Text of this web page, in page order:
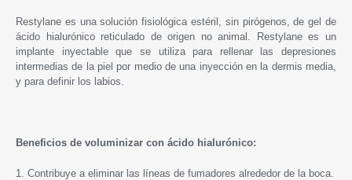
Restylane es una solución fisiológica estéril, sin pirógenos, de gel de
ácido hialurónico reticulado de origen no animal. Restylanees un
implante inyectable que se utiliza para rellenar las depresiones
intermedias de la piel por medio de una inyección en la dermis media,
y para definir los labios.
Beneficios de voluminizar con ácido hialurónico:
1. Contribuye a eliminar las líneas de fumadores alrededor de la boca.